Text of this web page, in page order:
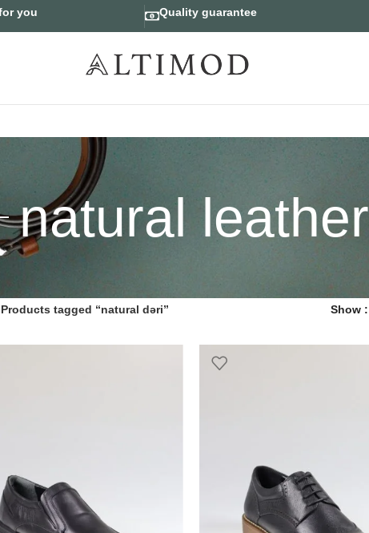
natural leather
Products tagged “natural dəri” Show
you Quality guarantee